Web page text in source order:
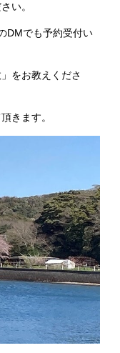
い。
DMでも予約受付い
をお教えくださ
きます。